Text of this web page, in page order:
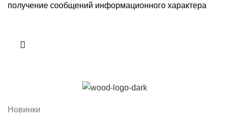
получение сообщений информационного характера
Новинки